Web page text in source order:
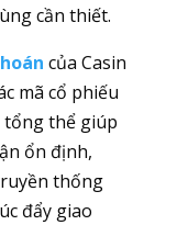
cần thiết.
của Casin
mã cổ phiếu
thể giúp
ổn định,
thống
đẩy giao